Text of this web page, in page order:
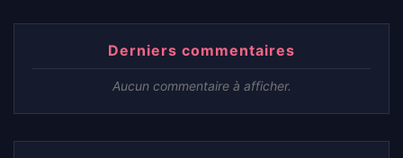
Derniers commentaires
Aucun commentaire à afficher.